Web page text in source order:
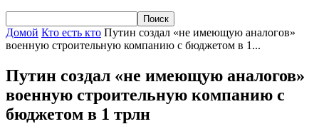
Домой Кто есть кто Путин создал «не имеющую аналогов»
военную строительную компанию с бюджетом в 1...
Путин создал «не имеющую аналогов»
военную строительную компанию с
бюджетом в 1 трлн